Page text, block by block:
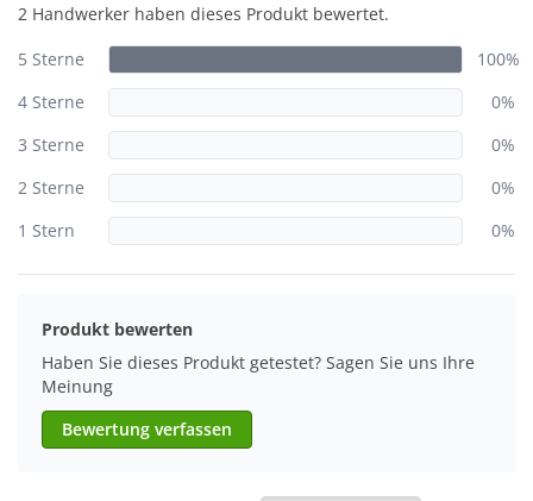
2 Handwerker haben dieses Produkt bewertet.
5 Sterne
100%
4 Sterne
0%
3 Sterne
0%
2 Sterne
0%
1 Stern
0%
Produkt bewerten
Haben Sie dieses Produkt getestet? Sagen Sie uns Ihre
Meinung
Bewertung verfassen